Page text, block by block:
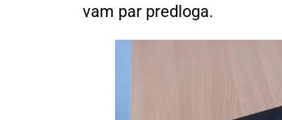
vam par predloga.